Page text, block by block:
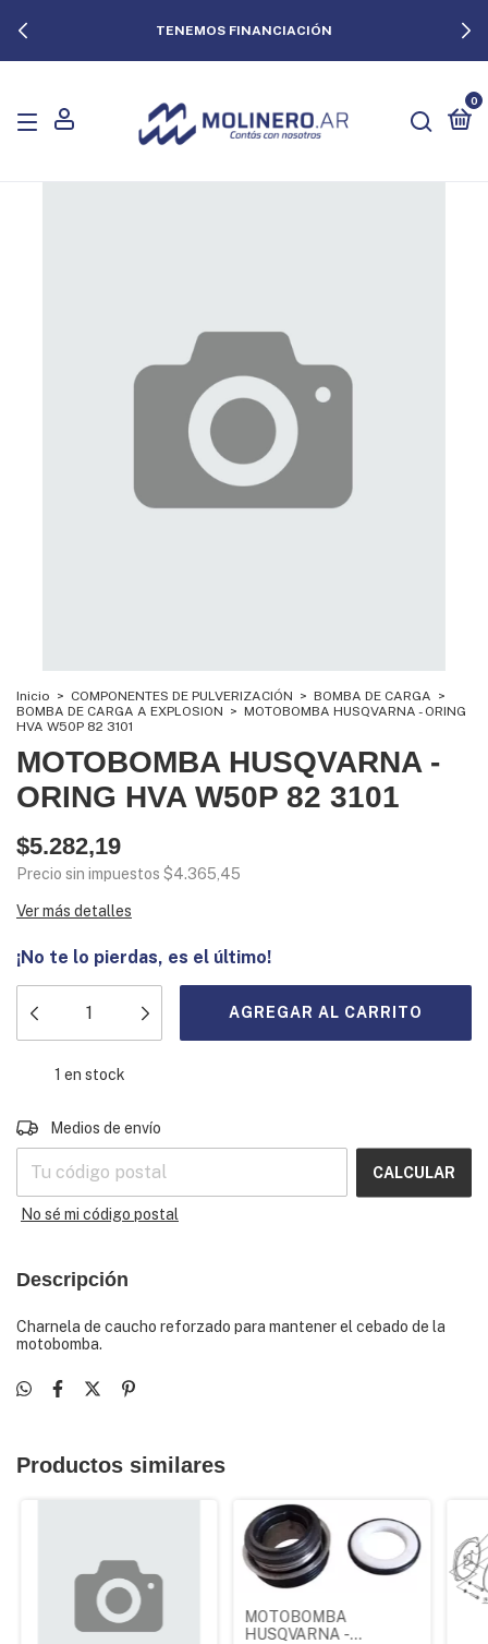
TENEMOS FINANCIACIÓN
0
Inicio > COMPONENTES DE PULVERIZACIÓN > BOMBA DE CARGA >
BOMBA DE CARGA A EXPLOSION > MOTOBOMBA HUSQVARNA - ORING
HVA W50P 82 3101
MOTOBOMBA HUSQVARNA -
ORING HVA W50P 82 3101
$5.282,19
Precio sin impuestos $4.365,45
Ver más detalles
¡No te lo pierdas, es el último!
1 en stock
Entregas para el CP:
Medios de envío
CALCULAR
No sé mi código postal
Descripción
Charnela de caucho reforzado para mantener el cebado de la
motobomba.
Productos similares
MOTOBOMBA
HUSQVARNA -